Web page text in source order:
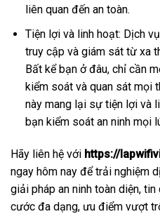
liên quan đến an toàn.
Tiện lợi và linh hoạt: Dịch
truy cập và giám sát từ xa
Bất kể bạn ở đâu, chỉ cần
kiểm soát và quan sát mọi
này mang lại sự tiện lợi và
bạn kiểm soát an ninh mọi
Hãy liên hệ với https://
ngay hôm nay để trải nghiệm
giải pháp an ninh toàn diện,
cước đa dạng, ưu điểm vượt